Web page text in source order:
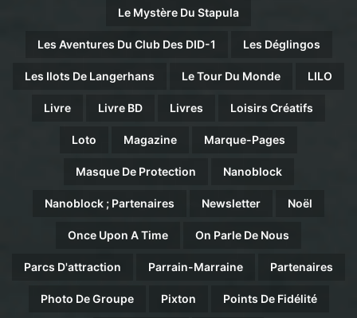
Le Mystère Du Stapula
Les Aventures Du Club Des DID-1 Les Déglingos
Les Ilots De Langerhans Le Tour Du Monde LILO
Livre Livre BD Livres Loisirs Créatifs
Loto Magazine Marque-Pages
Masque De Protection Nanoblock
Nanoblock ; Partenaires Newsletter Noël
Once Upon A Time On Parle De Nous
Parcs D'attraction Parrain-Marraine Partenaires
Photo De Groupe Pixton Points De Fidélité